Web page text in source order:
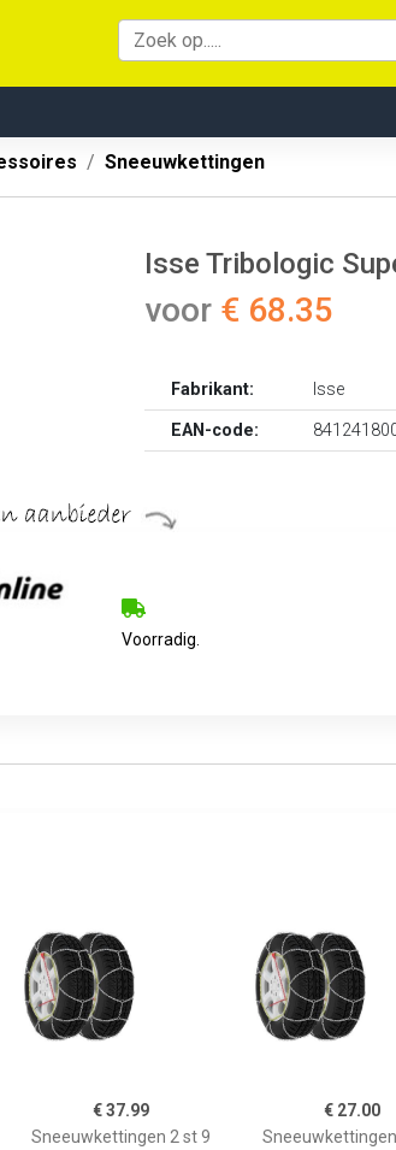
Sneeuwkettingen
Isse Tribologic
voor € 68.35
Fabrikant:
Isse
EAN-code:
Voorradig.
€ 37.99
Sneeuwkettingen 2 st 9
€ 27.00